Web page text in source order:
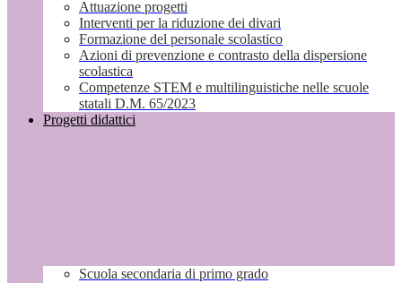
Attuazione progetti
Interventi per la riduzione dei divari
Formazione del personale scolastico
Azioni di prevenzione e contrasto della dispersione
scolastica
Competenze STEM e multilinguistiche nelle scuole
statali D.M. 65/2023
Progetti didattici
Scuola secondaria di primo grado